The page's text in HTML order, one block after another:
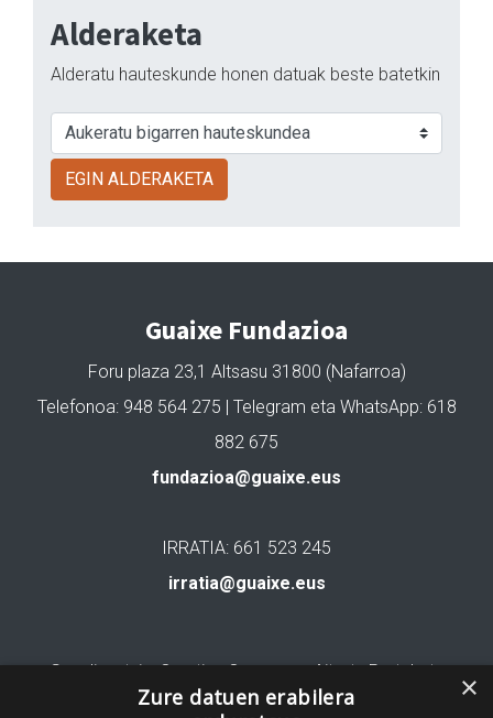
Alderaketa
Alderatu hauteskunde honen datuak beste batetkin
EGIN ALDERAKETA
Guaixe Fundazioa
Foru plaza 23,1 Altsasu 31800 (Nafarroa)
Telefonoa: 948 564 275 | Telegram eta WhatsApp: 618
882 675
fundazioa@guaixe.eus
IRRATIA: 661 523 245
irratia@guaixe.eus
Gure lizentzia: Creative Commons Aitortu Partekatu ×
Zure datuen erabilera